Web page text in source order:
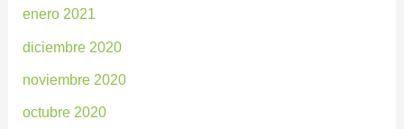
enero 2021
diciembre 2020
noviembre 2020
octubre 2020